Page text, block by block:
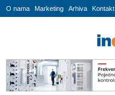
O nama Marketing Arhiva Kontakt